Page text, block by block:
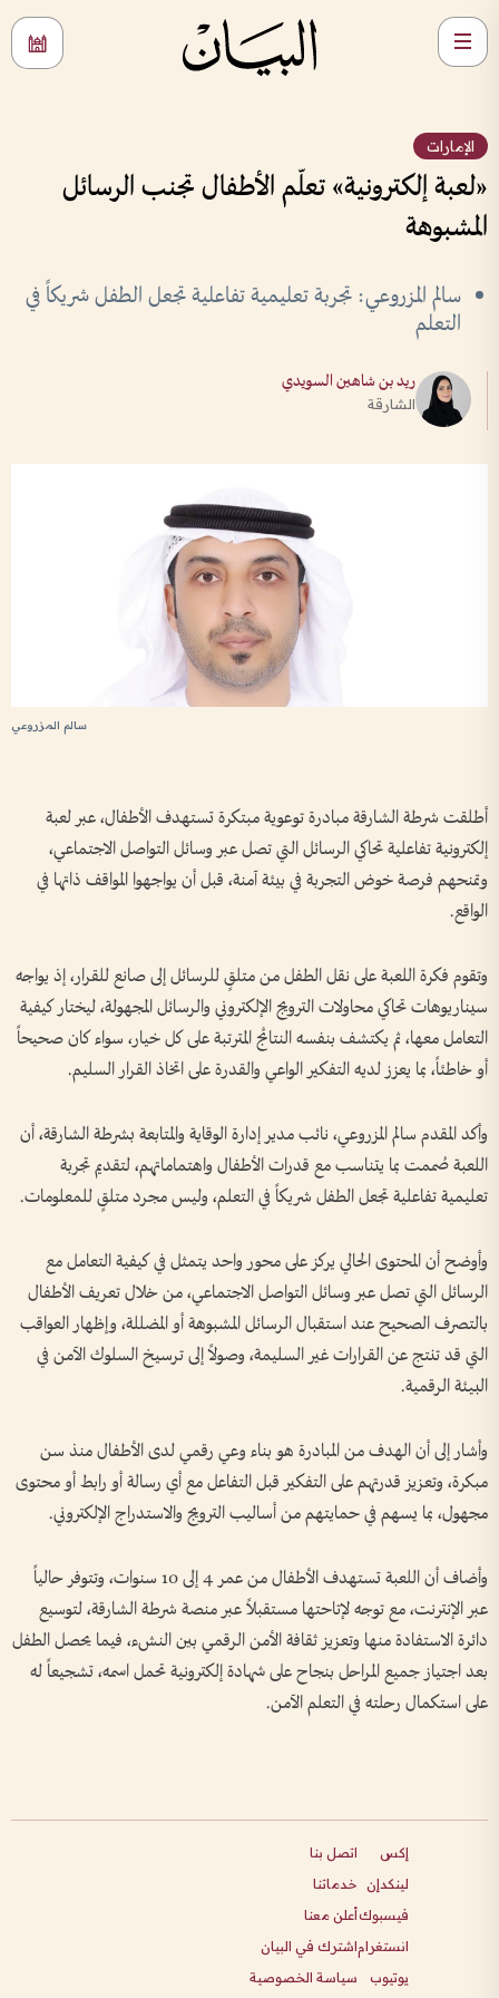
الإمارات
«لعبة إلكترونية» تعلّم الأطفال تجنب الرسائل
المشبوهة
سالم المزروعي: تجربة تعليمية تفاعلية تجعل الطفل شريكاً في
التعلم
ريد بن شاهين السويدي
الشارقة
سالم المزروعي
أطلقت شرطة الشارقة مبادرة توعوية مبتكرة تستهدف الأطفال، عبر لعبة
إلكترونية تفاعلية تحاكي الرسائل التي تصل عبر وسائل التواصل الاجتماعي،
وتمنحهم فرصة خوض التجربة في بيئة آمنة، قبل أن يواجهوا المواقف ذاتها في
الواقع.
وتقوم فكرة اللعبة على نقل الطفل من متلقٍ للرسائل إلى صانع للقرار، إذ يواجه
سيناريوهات تحاكي محاولات الترويج الإلكتروني والرسائل المجهولة، ليختار كيفية
التعامل معها، ثم يكتشف بنفسه النتائج المترتبة على كل خيار، سواء كان صحيحاً
أو خاطئاً، بما يعزز لديه التفكير الواعي والقدرة على اتخاذ القرار السليم.
وأكد المقدم سالم المزروعي، نائب مدير إدارة الوقاية والمتابعة بشرطة الشارقة، أن
اللعبة صُممت بما يتناسب مع قدرات الأطفال واهتماماتهم، لتقديم تجربة
تعليمية تفاعلية تجعل الطفل شريكاً في التعلم، وليس مجرد متلقٍ للمعلومات.
وأوضح أن المحتوى الحالي يركز على محور واحد يتمثل في كيفية التعامل مع
الرسائل التي تصل عبر وسائل التواصل الاجتماعي، من خلال تعريف الأطفال
بالتصرف الصحيح عند استقبال الرسائل المشبوهة أو المضللة، وإظهار العواقب
التي قد تنتج عن القرارات غير السليمة، وصولاً إلى ترسيخ السلوك الآمن في
البيئة الرقمية.
وأشار إلى أن الهدف من المبادرة هو بناء وعي رقمي لدى الأطفال منذ سن
مبكرة، وتعزيز قدرتهم على التفكير قبل التفاعل مع أي رسالة أو رابط أو محتوى
مجهول، بما يسهم في حمايتهم من أساليب الترويج والاستدراج الإلكتروني.
وأضاف أن اللعبة تستهدف الأطفال من عمر 4 إلى 10 سنوات، وتتوفر حالياً
عبر الإنترنت، مع توجه لإتاحتها مستقبلاً عبر منصة شرطة الشارقة، لتوسيع
دائرة الاستفادة منها وتعزيز ثقافة الأمن الرقمي بين النشء، فيما يحصل الطفل
بعد اجتياز جميع المراحل بنجاح على شهادة إلكترونية تحمل اسمه، تشجيعاً له
على استكمال رحلته في التعلم الآمن.
إكس
لينكدإن
فيسبوك
انستغرام
يوتيوب
اتصل بنا
خدماتنا
أعلن معنا
اشترك في البيان
سياسة الخصوصية